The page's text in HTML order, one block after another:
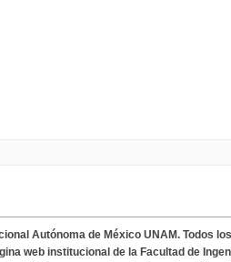
Autónoma de México UNAM. Todos
web institucional de la Facultad de